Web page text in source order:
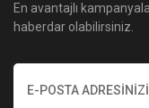
En avantajlı
haberdar olabilirsiniz.